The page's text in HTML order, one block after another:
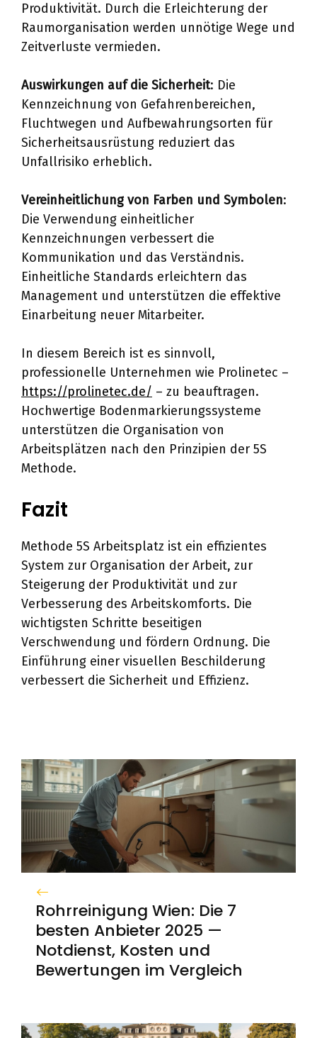
Produktivität. Durch die Erleichterung der
Raumorganisation werden unnötige Wege und
Zeitverluste vermieden.
Auswirkungen auf die Sicherheit: Die
Kennzeichnung von Gefahrenbereichen,
Fluchtwegen und Aufbewahrungsorten für
Sicherheitsausrüstung reduziert das
Unfallrisiko erheblich.
Vereinheitlichung von Farben und Symbolen:
Die Verwendung einheitlicher
Kennzeichnungen verbessert die
Kommunikation und das Verständnis.
Einheitliche Standards erleichtern das
Management und unterstützen die effektive
Einarbeitung neuer Mitarbeiter.
In diesem Bereich ist es sinnvoll,
professionelle Unternehmen wie Prolinetec –
https://prolinetec.de/ – zu beauftragen.
Hochwertige Bodenmarkierungssysteme
unterstützen die Organisation von
Arbeitsplätzen nach den Prinzipien der 5S
Methode.
Fazit
Methode 5S Arbeitsplatz ist ein effizientes
System zur Organisation der Arbeit, zur
Steigerung der Produktivität und zur
Verbesserung des Arbeitskomforts. Die
wichtigsten Schritte beseitigen
Verschwendung und fördern Ordnung. Die
Einführung einer visuellen Beschilderung
verbessert die Sicherheit und Effizienz.
Rohrreinigung Wien: Die 7
besten Anbieter 2025 —
Notdienst, Kosten und
Bewertungen im Vergleich